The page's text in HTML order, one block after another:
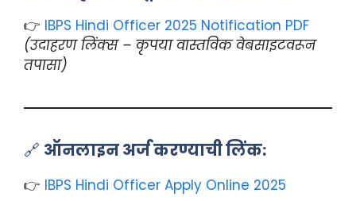
👉 IBPS Hindi Officer 2025 Notification PDF
(उदाहरण लिंक्स – कृपया वास्तविक वेबसाइटवरून
तपासा)
🔗 ऑनलाइन अर्ज करण्याची लिंक:
👉 IBPS Hindi Officer Apply Online 2025